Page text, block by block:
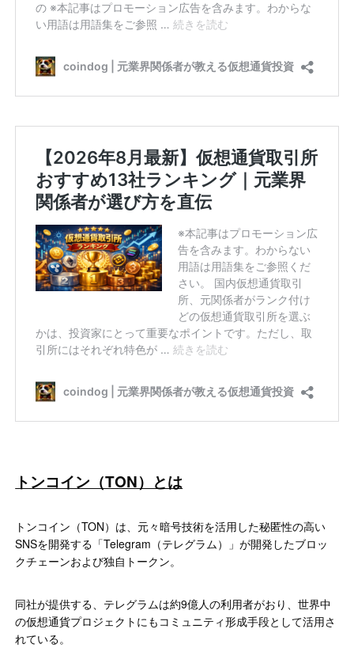
トンコイン（TON）とは
トンコイン（TON）は、元々暗号技術を活用した秘匿性の高い
SNSを開発する「Telegram（テレグラム）」が開発したブロッ
クチェーンおよび独自トークン。
同社が提供する、テレグラムは約9億人の利用者がおり、世界中
の仮想通貨プロジェクトにもコミュニティ形成手段として活用さ
れている。